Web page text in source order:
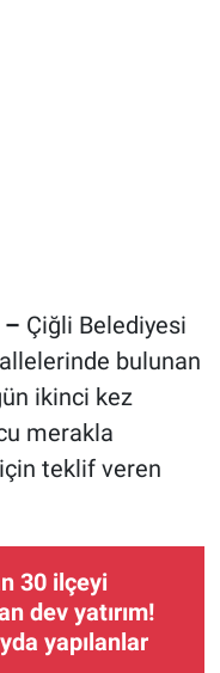
– Çiğli Belediyesi
bulunan
ikinci kez
merakla
teklif veren
30 ilçeyi
dev yatırım!
yapılanlar